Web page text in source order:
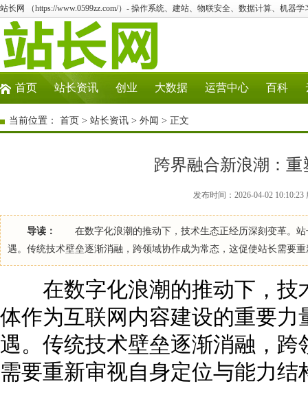
站长网 （https://www.0599zz.com/）- 操作系统、建站、物联安全、数据计算、机器学
首页 站长资讯 创业 大数据 运营中心 百科
当前位置： 首页 > 站长资讯 > 外闻 > 正文
跨界融合新浪潮：
发布时间：2026-04-02
导读：
在数字化浪潮的推动下，技术生态正经历深刻变革。站
遇。传统技术壁垒逐渐消融，跨领域协作成为常态，这促使站长需要
在数字化浪潮的推动下，技
体作为互联网内容建设的重要
遇。传统技术壁垒逐渐消融，
需要重新审视自身定位与能力结